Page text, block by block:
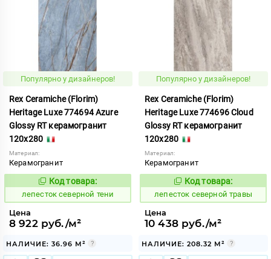
Популярно у дизайнеров!
Rex Ceramiche (Florim)
Heritage Luxe 774694 Azure
Glossy RT керамогранит
120x280
Материал:
Керамогранит
869978
Код товара:
лепесток северной тени
Цена
8 922 руб./м²
НАЛИЧИЕ: 36.96 М²
Популярно у дизайнеров!
Rex Ceramiche (Florim)
Heritage Luxe 774696 Cloud
Glossy RT керамогранит
120x280
Материал:
Керамогранит
869982
Код товара:
лепесток северной травы
Цена
10 438 руб./м²
НАЛИЧИЕ: 208.32 М²